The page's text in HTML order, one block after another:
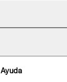
Ayuda